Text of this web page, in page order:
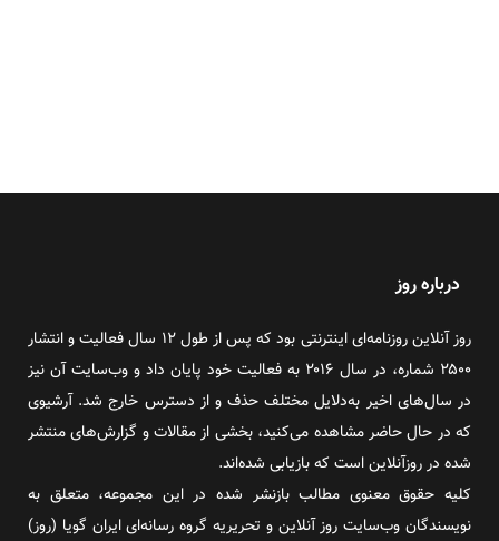
درباره روز
روز آنلاین روزنامه‌ای اینترنتی بود که پس از طول ۱۲ سال فعالیت و انتشار
۲۵۰۰ شماره، در سال ۲۰۱۶ به فعالیت خود پایان داد و وب‌سایت آن نیز
در سال‌های اخیر به‌دلایل مختلف حذف و از دسترس خارج شد. آرشیوی
که در حال حاضر مشاهده می‌کنید، بخشی از مقالات و گزارش‌های منتشر
شده در روزآنلاین است که بازیابی شده‌اند.
کلیه حقوق معنوی مطالب بازنشر شده در این مجموعه، متعلق به
نویسندگان وب‌سایت روز آنلاین و تحریریه گروه رسانه‌ای ایران گویا (روز)